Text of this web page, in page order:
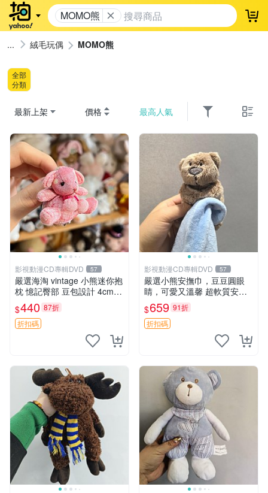
MOMO熊 登
絨毛玩偶 MOMO熊
全部
分類
最新上架 價格 最高人氣
影視動漫CD專輯DVD 57
嚴選海淘 vintage 小熊迷你抱
枕 憶記臀部 豆包設計 4cm
高 推薦收藏 迷你豆包小熊、
高臀部、豆袋抱枕
$440 87折
折扣碼
影視動漫CD專輯DVD 57
嚴選小熊安撫巾，豆豆圓眼
睛，可愛又溫馨 超軟質安撫
巾，豆豆設計，哄睡好幫手
約克豆豆眼安撫巾 數碼豆豆
眼
$659 91折
折扣碼